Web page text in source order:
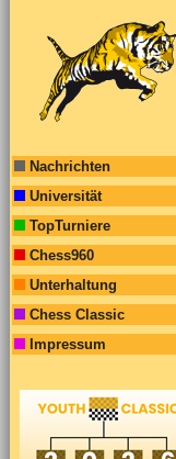
Nachrichten
Universität
TopTurniere
Chess960
Unterhaltung
Chess Classic
Impressum